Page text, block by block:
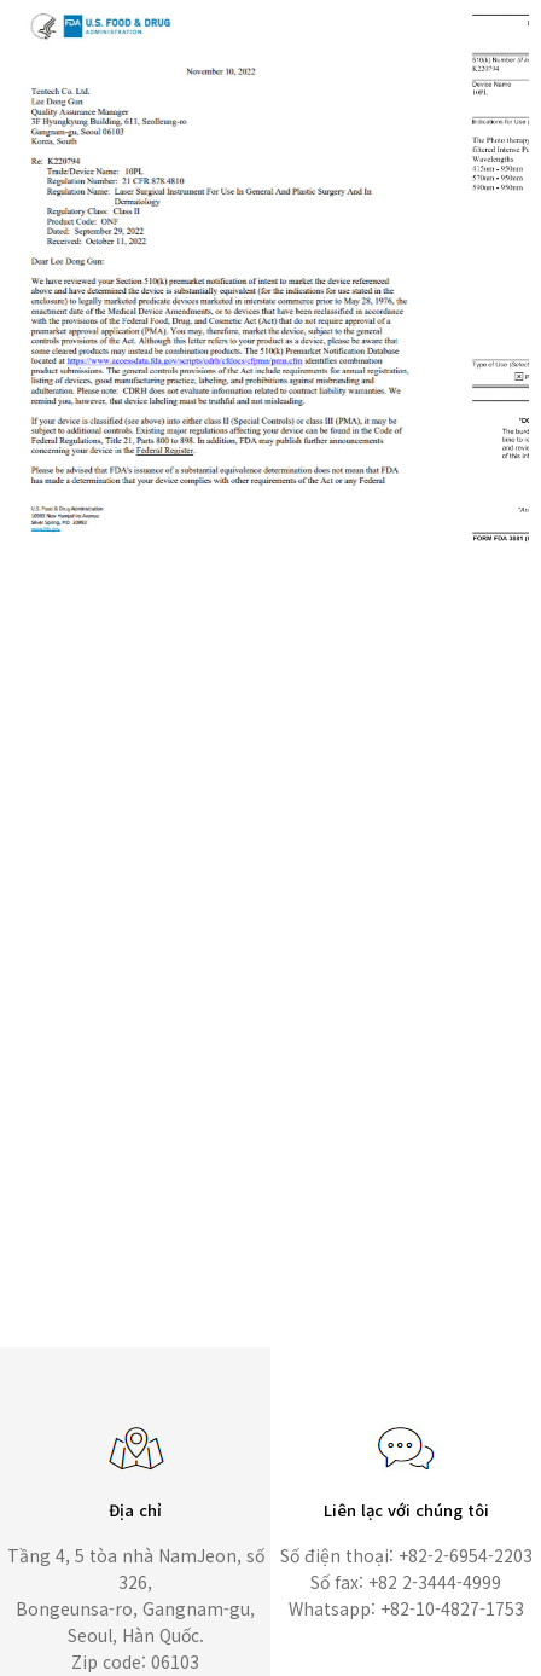
Địa chỉ
Tầng 4, 5 tòa nhà NamJeon, số
326,
Bongeunsa-ro, Gangnam-gu,
Seoul, Hàn Quốc.
Zip code: 06103
Liên lạc với chúng tôi
Số điện thoại: +82-2-6954-2203
Số fax: +82 2-3444-4999
Whatsapp: +82-10-4827-1753